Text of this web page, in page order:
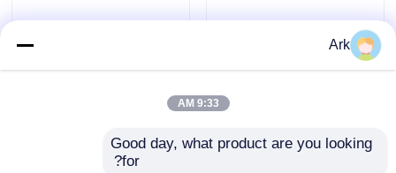
طلب اقتباس
تصفية هواء من نوعية
Ark
9:33 AM
Good day, what product are you looking
for?